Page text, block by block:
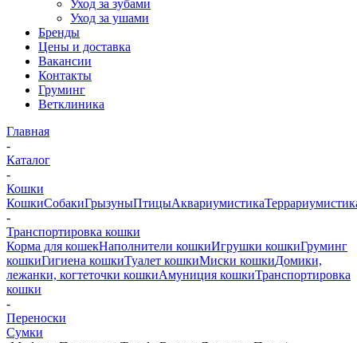
Уход за зубами
Уход за ушами
Бренды
Цены и доставка
Вакансии
Контакты
Груминг
Ветклиника
Главная
-
Каталог
-
Кошки
КошкиСобакиГрызуныПтицыАквариумистика
-
Транспортировка кошки
Корма для кошекНаполнители кошкиИгрушки кошкиГруминг
кошкиГигиена кошкиТуалет кошкиМиски кошкиДомики,
лежанки, когтеточки кошкиАмуниция кошкиТранспортировка
кошки
-
Переноски
Сумки